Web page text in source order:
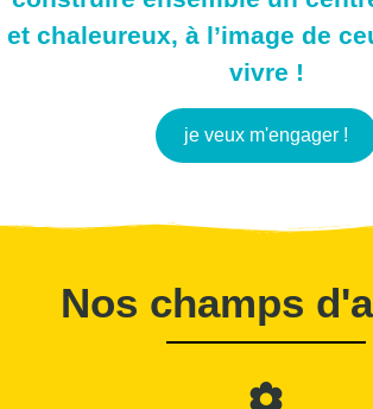
et chaleureux, à l’image de
vivre !
je veux m'engager !
Nos champs